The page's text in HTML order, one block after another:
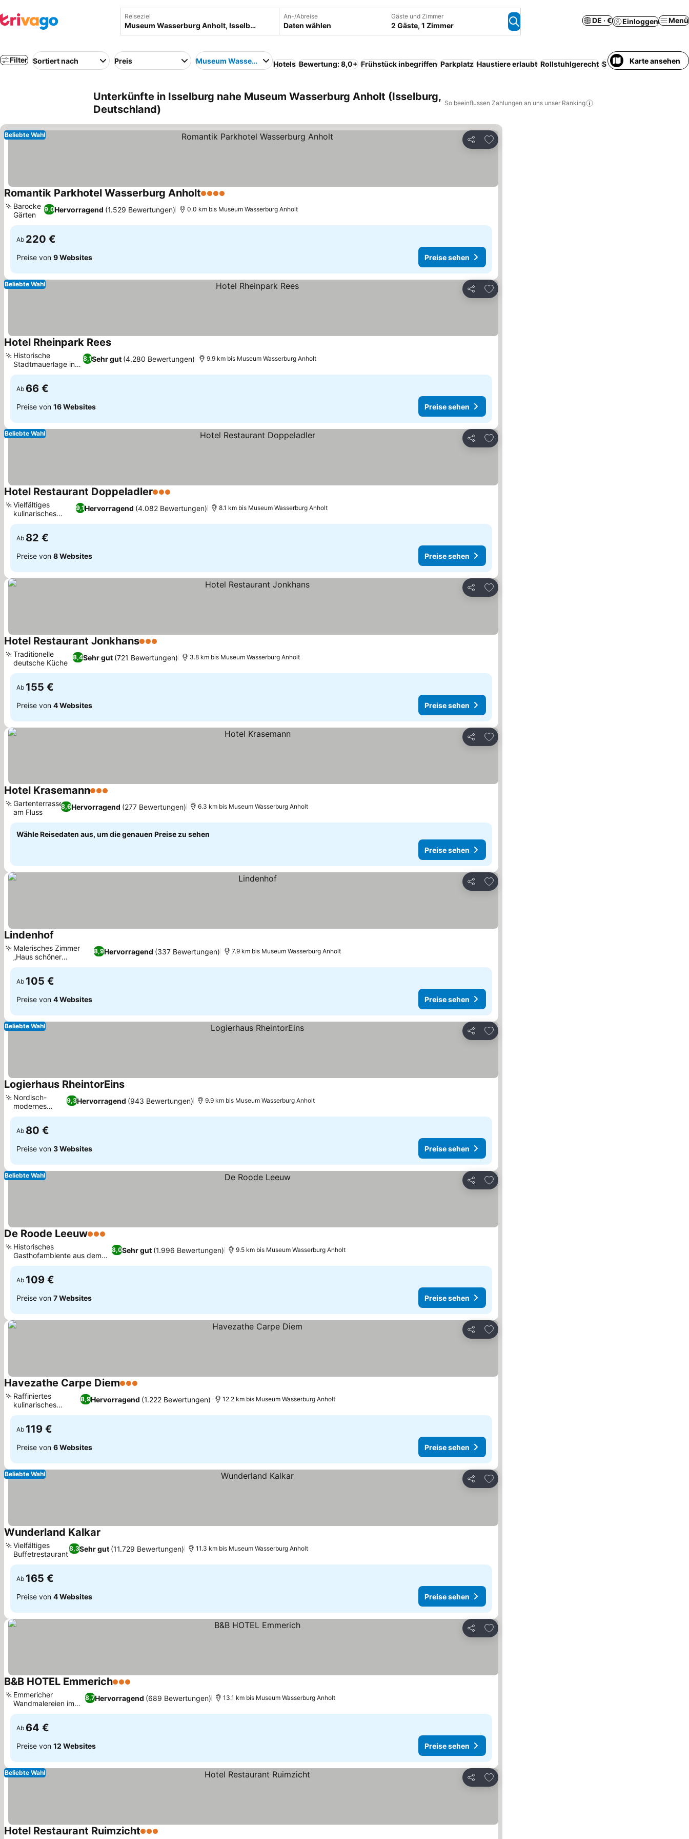
Reiseziel An-/Abreise
Daten wählen
Gäste und Zimmer
2 Gäste, 1 Zimmer
DE · € Einloggen Menü
Filter Sortiert nach Preis Museum Wasserburg Anholt
Hotels Bewertung: 8,0+ Frühstück inbegriffen Parkplatz Haustiere erlaubt Rollstuhlgerecht Spa Klimaanlage Pool
Karte ansehen
Unterkünfte in Isselburg nahe Museum Wasserburg Anholt (Isselburg,
Deutschland)
So beeinflussen Zahlungen an uns unser Ranking
Teilen
Zu Favoriten hinzufügen
Beliebte Wahl
Romantik Parkhotel Wasserburg Anholt4 Sterne
9,0Hervorragend (1.529 Bewertungen)
Barocke
Gärten
0.0 km bis Museum Wasserburg Anholt
Ab 220 €
Preise von 9 Websites Preise sehen
Teilen
Zu Favoriten hinzufügen
Beliebte Wahl
Hotel Rheinpark ReesPreise sehen
8,1Sehr gut (4.280 Bewertungen)
Historische
Stadtmauerlage in
Rees
9.9 km bis Museum Wasserburg Anholt
Ab 66 €
Preise von 16 Websites Preise sehen
Teilen
Zu Favoriten hinzufügen
Beliebte Wahl
Hotel Restaurant Doppeladler3 Sterne
9,1Hervorragend (4.082 Bewertungen)
Vielfältiges
kulinarisches
Angebot
8.1 km bis Museum Wasserburg Anholt
Ab 82 €
Preise von 8 Websites Preise sehen
Teilen
Zu Favoriten hinzufügen
Hotel Restaurant Jonkhans3 Sterne
8,4Sehr gut (721 Bewertungen)
Traditionelle
deutsche Küche
3.8 km bis Museum Wasserburg Anholt
Ab 155 €
Preise von 4 Websites Preise sehen
Teilen
Zu Favoriten hinzufügen
Hotel Krasemann3 Sterne
8,6Hervorragend (277 Bewertungen)
Gartenterrasse
am Fluss
6.3 km bis Museum Wasserburg Anholt
Wähle Reisedaten aus, um die genauen Preise zu sehen
Preise sehen
Teilen
Zu Favoriten hinzufügen
Lindenhof
8,9Hervorragend (337 Bewertungen)
Malerisches Zimmer
„Haus schöner
Ausblick“
7.9 km bis Museum Wasserburg Anholt
Ab 105 €
Preise von 4 Websites Preise sehen
Teilen
Zu Favoriten hinzufügen
Beliebte Wahl
Logierhaus RheintorEinsPreise sehen
9,3Hervorragend (943 Bewertungen)
Nordisch-
modernes
Design
9.9 km bis Museum Wasserburg Anholt
Ab 80 €
Preise von 3 Websites Preise sehen
Teilen
Zu Favoriten hinzufügen
Beliebte Wahl
De Roode Leeuw3 Sterne
8,0Sehr gut (1.996 Bewertungen)
Historisches
Gasthofambiente aus dem
17. Jahrhundert
9.5 km bis Museum Wasserburg Anholt
Ab 109 €
Preise von 7 Websites Preise sehen
Teilen
Zu Favoriten hinzufügen
Havezathe Carpe Diem3 Sterne
8,9Hervorragend (1.222 Bewertungen)
Raffiniertes
kulinarisches
Restaurant
12.2 km bis Museum Wasserburg Anholt
Ab 119 €
Preise von 6 Websites Preise sehen
Teilen
Zu Favoriten hinzufügen
Beliebte Wahl
Wunderland Kalkar
8,3Sehr gut (11.729 Bewertungen)
Vielfältiges
Buffetrestaurant
11.3 km bis Museum Wasserburg Anholt
Ab 165 €
Preise von 4 Websites Preise sehen
Teilen
Zu Favoriten hinzufügen
B&B HOTEL Emmerich3 Sterne
8,7Hervorragend (689 Bewertungen)
Emmericher
Wandmalereien im
Zimmer
13.1 km bis Museum Wasserburg Anholt
Ab 64 €
Preise von 12 Websites Preise sehen
Teilen
Zu Favoriten hinzufügen
Beliebte Wahl
Hotel Restaurant Ruimzicht3 Sterne